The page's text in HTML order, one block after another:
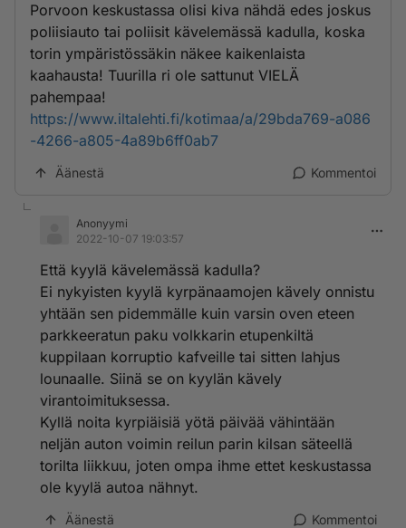
Porvoon keskustassa olisi kiva nähdä edes joskus
poliisiauto tai poliisit kävelemässä kadulla, koska
torin ympäristössäkin näkee kaikenlaista
kaahausta! Tuurilla ri ole sattunut VIELÄ
pahempaa!
https://www.iltalehti.fi/kotimaa/a/29bda769-a086
-4266-a805-4a89b6ff0ab7
Äänestä Kommentoi
Anonyymi
2022-10-07 19:03:57
Että kyylä kävelemässä kadulla?
Ei nykyisten kyylä kyrpänaamojen kävely onnistu
yhtään sen pidemmälle kuin varsin oven eteen
parkkeeratun paku volkkarin etupenkiltä
kuppilaan korruptio kafveille tai sitten lahjus
lounaalle. Siinä se on kyylän kävely
virantoimituksessa.
Kyllä noita kyrpiäisiä yötä päivää vähintään
neljän auton voimin reilun parin kilsan säteellä
torilta liikkuu, joten ompa ihme ettet keskustassa
ole kyylä autoa nähnyt.
Äänestä Kommentoi